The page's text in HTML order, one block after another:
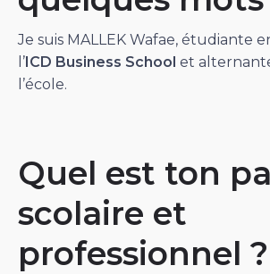
Je suis MALLEK Wafae, étudiante
l’ICD Business School et
l’école.
Quel est ton
scolaire et
professionnel ?